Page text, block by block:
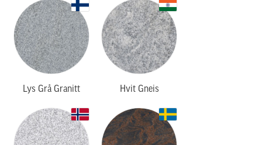
Lys Grå Granitt Hvit Gneis